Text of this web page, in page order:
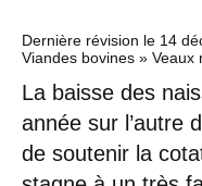
Dernière révision le 14
Viandes bovines » Veaux
La baisse des
année sur l’autre
de soutenir la